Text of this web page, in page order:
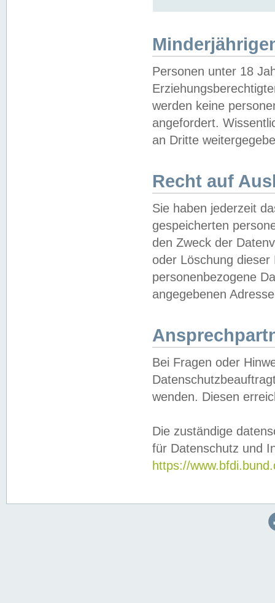
Personen unter 18
werden keine
angefordert.
an Dritte
Recht auf
Sie haben jederzeit
gespeicherten
den Zweck der
oder Löschung
personenbezogene
angegebenen
Bei Fragen oder
wenden. Diesen
Die zuständige
für Datenschutz und
https://